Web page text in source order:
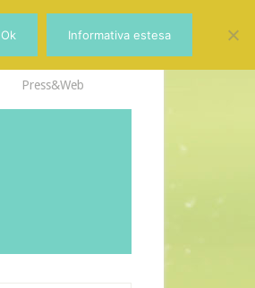
Press&Web
Ok Informativa estesa